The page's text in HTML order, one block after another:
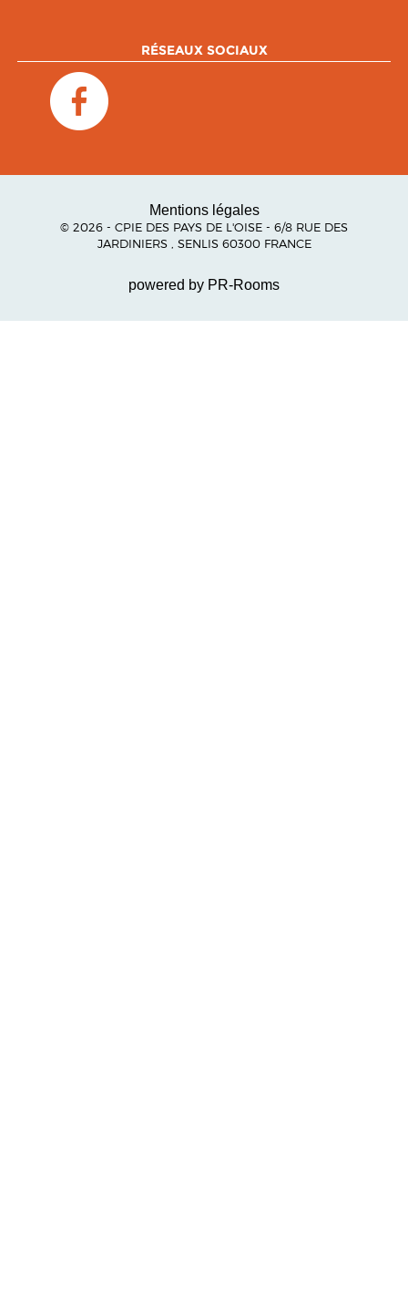
RÉSEAUX SOCIAUX
Mentions légales
© 2026 - CPIE DES PAYS DE L'OISE - 6/8 RUE DES
JARDINIERS , SENLIS 60300 FRANCE
powered by PR-Rooms